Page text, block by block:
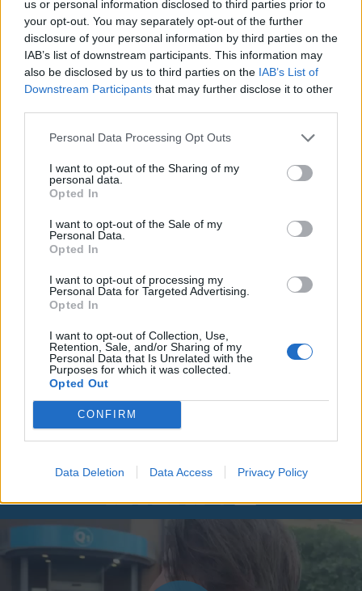
us or personal information disclosed to third parties prior to
your opt-out. You may separately opt-out of the further
disclosure of your personal information by third parties on the
IAB’s list of downstream participants. This information may
also be disclosed by us to third parties on the IAB’s List of
Downstream Participants that may further disclose it to other
Personal Data Processing Opt Outs
I want to opt-out of the Sharing of my
personal data.
Opted In
I want to opt-out of the Sale of my
Personal Data.
Opted In
I want to opt-out of processing my
Personal Data for Targeted Advertising.
Opted In
I want to opt-out of Collection, Use,
Retention, Sale, and/or Sharing of my
Personal Data that Is Unrelated with the
Purposes for which it was collected.
Opted Out
CONFIRM
Data Deletion Data Access Privacy Policy